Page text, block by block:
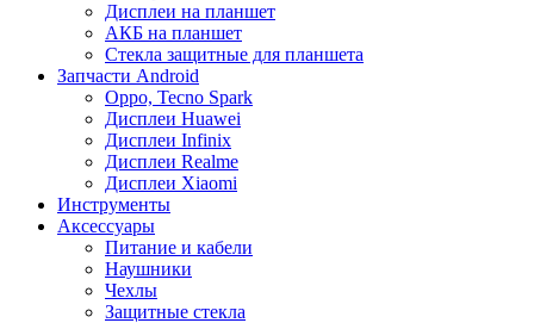
Дисплеи на планшет
АКБ на планшет
Стекла защитные для планшета
Запчасти Android
Oppo, Tecno Spark
Дисплеи Huawei
Дисплеи Infinix
Дисплеи Realme
Дисплеи Xiaomi
Инструменты
Аксессуары
Питание и кабели
Наушники
Чехлы
Защитные стекла